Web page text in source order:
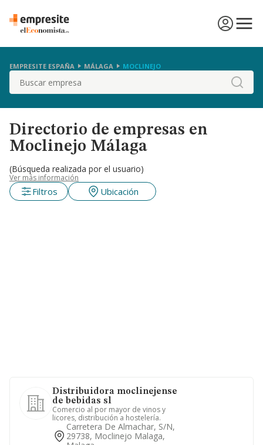
EMPRESITE ESPAÑA MÁLAGA MOCLINEJO
Buscar
Directorio de empresas en
Moclinejo Málaga
(Búsqueda realizada por el usuario)
Ver más información
Filtros Ubicación
Distribuidora moclinejense
de bebidas sl
Comercio al por mayor de vinos y
licores, distribución a hostelería.
Carretera De Almachar, S/n,
29738, Moclinejo Malaga,